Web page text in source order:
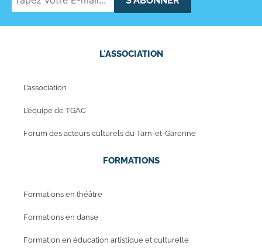
L'ASSOCIATION
L’association
L’équipe de TGAC
Forum des acteurs culturels du Tarn-et-Garonne
FORMATIONS
Formations en théâtre
Formations en danse
Formation en éducation artistique et culturelle